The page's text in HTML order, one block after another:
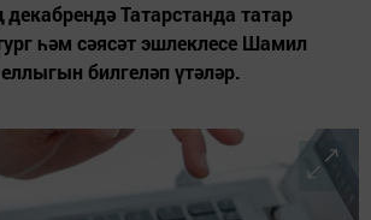
Татарстанда татар
һәм сәясәт эшлеклесе Шамил
билгеләп үтәләр.